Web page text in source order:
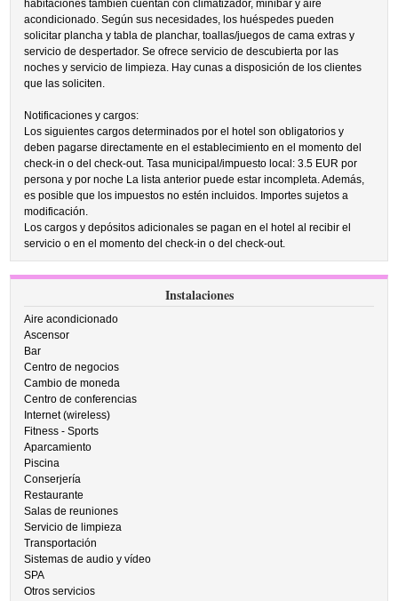
habitaciones también cuentan con climatizador, minibar y aire
acondicionado. Según sus necesidades, los huéspedes pueden
solicitar plancha y tabla de planchar, toallas/juegos de cama extras y
servicio de despertador. Se ofrece servicio de descubierta por las
noches y servicio de limpieza. Hay cunas a disposición de los clientes
que las soliciten.
Notificaciones y cargos:
Los siguientes cargos determinados por el hotel son obligatorios y
deben pagarse directamente en el establecimiento en el momento del
check-in o del check-out. Tasa municipal/impuesto local: 3.5 EUR por
persona y por noche La lista anterior puede estar incompleta. Además,
es posible que los impuestos no estén incluidos. Importes sujetos a
modificación.
Los cargos y depósitos adicionales se pagan en el hotel al recibir el
servicio o en el momento del check-in o del check-out.
Instalaciones
Aire acondicionado
Ascensor
Bar
Centro de negocios
Cambio de moneda
Centro de conferencias
Internet (wireless)
Fitness - Sports
Aparcamiento
Piscina
Conserjería
Restaurante
Salas de reuniones
Servicio de limpieza
Transportación
Sistemas de audio y vídeo
SPA
Otros servicios